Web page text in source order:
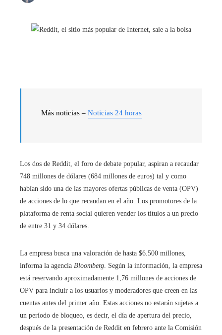
Más noticias – Noticias 24 horas
Los dos de Reddit, el foro de debate popular, aspiran a recaudar
748 millones de dólares (684 millones de euros) tal y como
habían sido una de las mayores ofertas públicas de venta (OPV)
de acciones de lo que recaudan en el año. Los promotores de la
plataforma de renta social quieren vender los títulos a un precio
de entre 31 y 34 dólares.
La empresa busca una valoración de hasta $6.500 millones,
informa la agencia Bloomberg. Según la información, la empresa
está reservando aproximadamente 1,76 millones de acciones de
OPV para incluir a los usuarios y moderadores que creen en las
cuentas antes del primer año. Estas acciones no estarán sujetas a
un período de bloqueo, es decir, el día de apertura del precio,
después de la presentación de Reddit en febrero ante la Comisión